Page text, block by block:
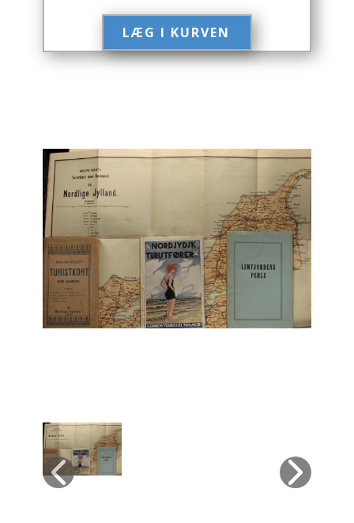
Drikkevare / Øl / Vin
Engelsk
Fantasy / Sciencefiction
Filosofi
Håndarbejde
Håndværk
Historie
Husdyr
Jagt
LÆG I KURVEN​